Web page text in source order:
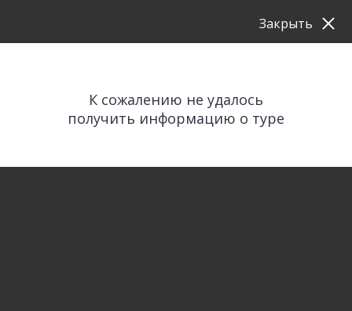
К сожалению не удалось
получить информацию о туре
Закрыть